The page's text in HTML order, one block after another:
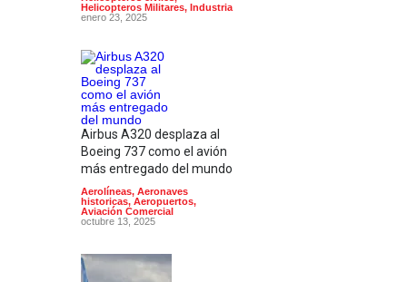
Helicopteros Militares, Industria
enero 23, 2025
Airbus A320 desplaza al
Boeing 737 como el avión
más entregado del mundo
Aerolíneas, Aeronaves
historicas, Aeropuertos,
Aviación Comercial
octubre 13, 2025